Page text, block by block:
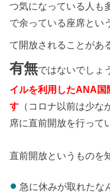
つ気になっている人も
で余っている座席とい
て開放されることがあ
有無ではないでしょ
イルを利用したANA国
す （コロナ以前は少
席に直前開放を行って
直前開放というものを
急に休みが取れたな